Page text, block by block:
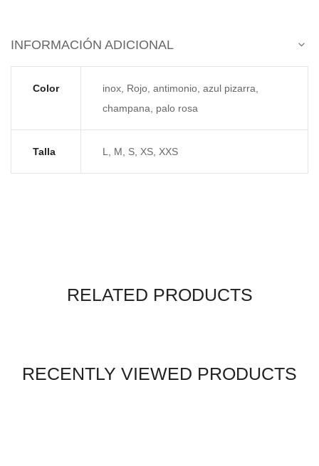
INFORMACIÓN ADICIONAL
Color
inox, Rojo, antimonio, azul pizarra,
champana, palo rosa
Talla L, M, S, XS, XXS
RELATED PRODUCTS
RECENTLY VIEWED PRODUCTS